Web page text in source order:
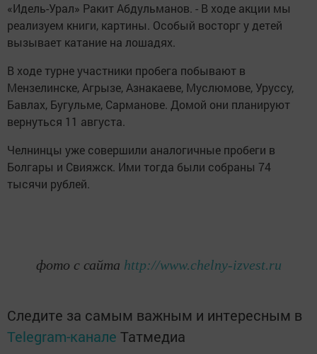
«Идель-Урал» Ракит Абдульманов. - В ходе акции мы
реализуем книги, картины. Особый восторг у детей
вызывает катание на лошадях.
В ходе турне участники пробега побывают в
Мензелинске, Агрызе, Азнакаеве, Муслюмове, Уруссу,
Бавлах, Бугульме, Сарманове. Домой они планируют
вернуться 11 августа.
Челнинцы уже совершили аналогичные пробеги в
Болгары и Свияжск. Ими тогда были собраны 74
тысячи рублей.
фото с сайта http://www.chelny-izvest.ru
Следите за самым важным и интересным в
Telegram-канале Татмедиа